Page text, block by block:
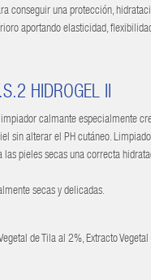
conseguir una protección,
aportando elasticidad,
HIDROGEL II
calmante especialmente
sin alterar el PH cutáneo.
las pieles secas una correcta
secas y delicadas.
de Tila al 2%, Extracto